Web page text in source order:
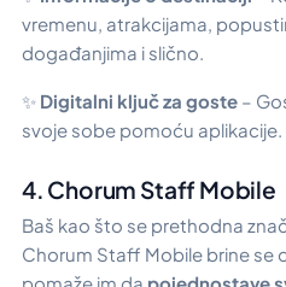
vremenu, atrakcijama,
događanjima i slično.
✨ Digitalni ključ za goste –
svoje sobe pomoću aplikacije.
4. Chorum Staff Mobile
Baš kao što se prethodna
Chorum Staff Mobile brine se